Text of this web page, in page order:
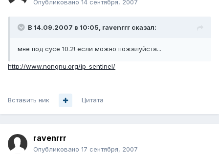
Опубликовано 14 сентября, 2007
В 14.09.2007 в 10:05, ravenrrr сказал:
мне под сусе 10.2! если можно пожалуйста...
http://www.nongnu.org/ip-sentinel/
Вставить ник Цитата
ravenrrr
Опубликовано 17 сентября, 2007